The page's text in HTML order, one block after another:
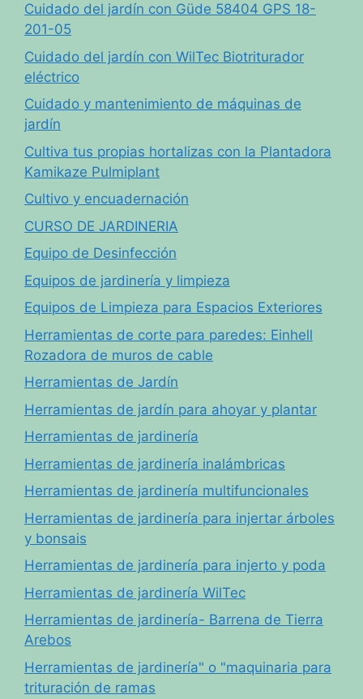
Cuidado del jardín con Güde 58404 GPS 18-
201-05
Cuidado del jardín con WilTec Biotriturador
eléctrico
Cuidado y mantenimiento de máquinas de
jardín
Cultiva tus propias hortalizas con la Plantadora
Kamikaze Pulmiplant
Cultivo y encuadernación
CURSO DE JARDINERIA
Equipo de Desinfección
Equipos de jardinería y limpieza
Equipos de Limpieza para Espacios Exteriores
Herramientas de corte para paredes: Einhell
Rozadora de muros de cable
Herramientas de Jardín
Herramientas de jardín para ahoyar y plantar
Herramientas de jardinería
Herramientas de jardinería inalámbricas
Herramientas de jardinería multifuncionales
Herramientas de jardinería para injertar árboles
y bonsais
Herramientas de jardinería para injerto y poda
Herramientas de jardinería WilTec
Herramientas de jardinería- Barrena de Tierra
Arebos
Herramientas de jardinería" o "maquinaria para
trituración de ramas